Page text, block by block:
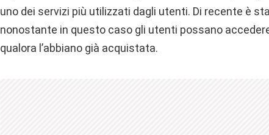
uno dei servizi più utilizzati dagli utenti. Di recente è
nonostante in questo caso gli utenti possano
qualora l’abbiano già acquistata.